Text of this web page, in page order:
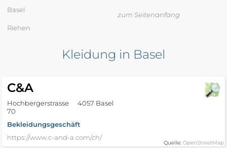
Basel
Riehen
zum Seitenanfang
Kleidung in Basel
C&A
Hochbergerstrasse
70
4057 Basel
Bekleidungsgeschäft
https://www.c-and-a.com/ch/
Quelle: OpenStreetMap